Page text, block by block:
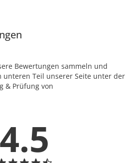
Bewertungen sammeln und
unteren Teil unserer Seite unter der
& Prüfung von
4.5